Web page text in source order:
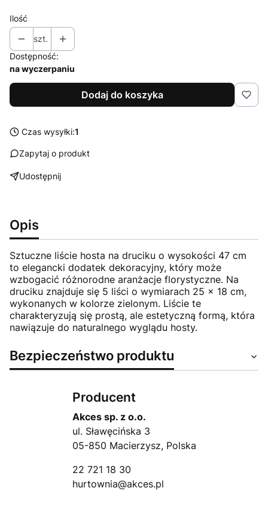
Ilość
szt.
Dostępność:
na wyczerpaniu
Dodaj do koszyka
Czas wysyłki:1
Zapytaj o produkt
Udostępnij
Opis
Sztuczne liście hosta na druciku o wysokości 47 cm
to elegancki dodatek dekoracyjny, który może
wzbogacić różnorodne aranżacje florystyczne. Na
druciku znajduje się 5 liści o wymiarach 25 x 18 cm,
wykonanych w kolorze zielonym. Liście te
charakteryzują się prostą, ale estetyczną formą, która
nawiązuje do naturalnego wyglądu hosty.
Bezpieczeństwo produktu
Producent
Akces sp. z o.o.
ul. Sławęcińska 3
05-850 Macierzysz, Polska
22 721 18 30
hurtownia@akces.pl